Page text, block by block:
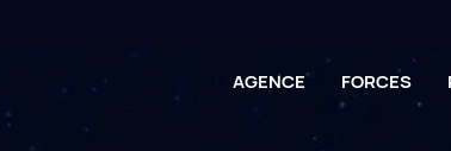
AGENCE FORCES